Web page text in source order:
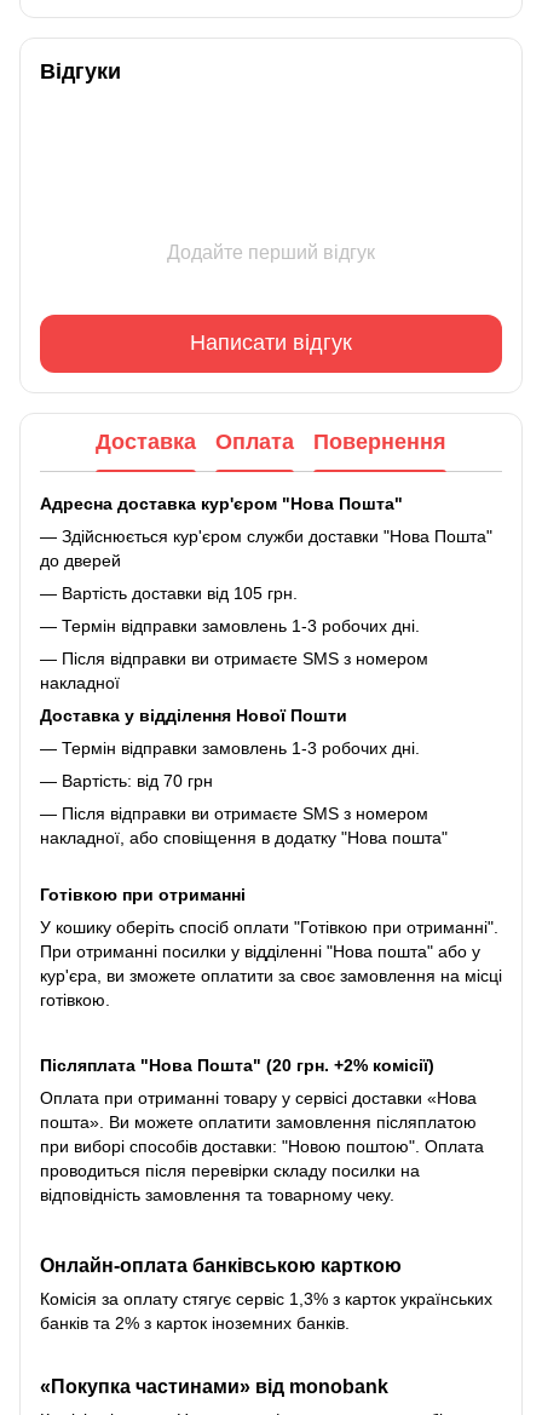
Відгуки
Додайте перший відгук
Написати відгук
Доставка Оплата Повернення
Адресна доставка кур'єром "Нова Пошта"
— Здійснюється кур'єром служби доставки "Нова Пошта"
до дверей
— Вартість доставки від 105 грн.
— Термін відправки замовлень 1-3 робочих дні.
— Після відправки ви отримаєте SMS з номером
накладної
Доставка у відділення Нової Пошти
— Термін відправки замовлень 1-3 робочих дні.
— Вартість: від 70 грн
— Після відправки ви отримаєте SMS з номером
накладної, або сповіщення в додатку "Нова пошта"
Готівкою при отриманні
У кошику оберіть спосіб оплати "Готівкою при отриманні".
При отриманні посилки у відділенні "Нова пошта" або у
кур'єра, ви зможете оплатити за своє замовлення на місці
готівкою.
Післяплата "Нова Пошта" (20 грн. +2% комісії)
Оплата при отриманні товару у сервісі доставки «Нова
пошта». Ви можете оплатити замовлення післяплатою
при виборі способів доставки: "Новою поштою". Оплата
проводиться після перевірки складу посилки на
відповідність замовлення та товарному чеку.
Онлайн-оплата банківською карткою
Комісія за оплату стягує сервіс 1,3% з карток українських
банків та 2% з карток іноземних банків.
«Покупка частинами» від monobank